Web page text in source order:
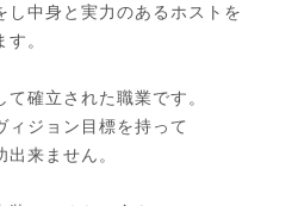
し中身と実力のあるホストを
。
確立された職業です。
ィジョン目標を持って
来ません。